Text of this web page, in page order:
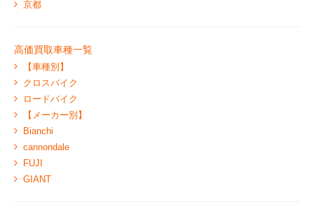
京都
高価買取車種一覧
【車種別】
クロスバイク
ロードバイク
【メーカー別】
Bianchi
cannondale
FUJI
GIANT